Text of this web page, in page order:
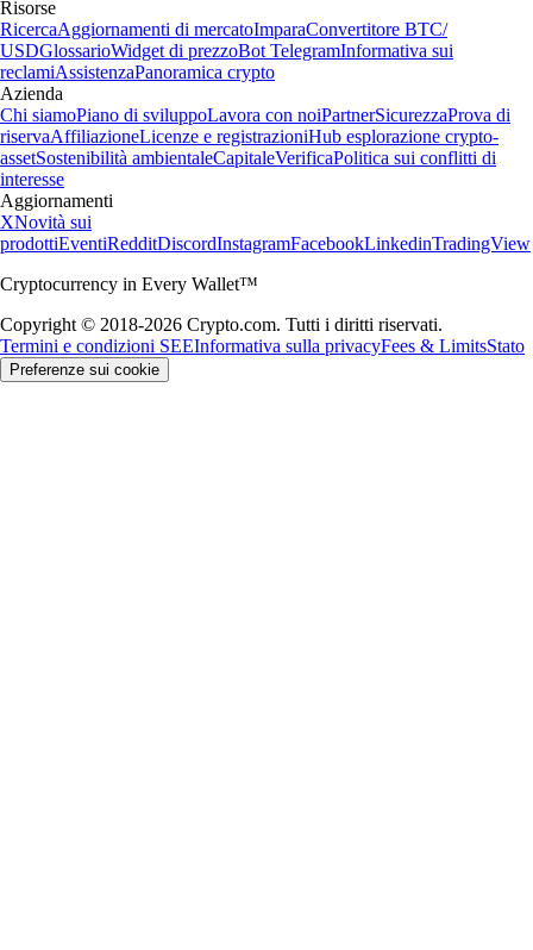
Risorse
RicercaAggiornamenti di mercatoImparaConvertitore BTC/
USDGlossarioWidget di prezzoBot TelegramInformativa sui
reclamiAssistenzaPanoramica crypto
Azienda
Chi siamoPiano di sviluppoLavora con noiPartnerSicurezzaProva di
riservaAffiliazioneLicenze e registrazioniHub esplorazione crypto-
assetSostenibilità ambientaleCapitaleVerificaPolitica sui conflitti di
interesse
Aggiornamenti
XNovità sui
prodottiEventiRedditDiscordInstagramFacebookLinkedinTradingView
Cryptocurrency in Every Wallet™
Copyright © 2018-2026 Crypto.com. Tutti i diritti riservati.
Termini e condizioni SEEInformativa sulla privacyFees & LimitsStato
Preferenze sui cookie